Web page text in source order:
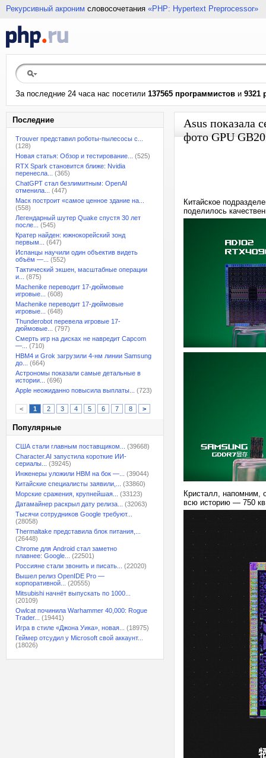
Рекурсивный акроним словосочетания «PHP: Hypertext Preprocessor»
За последние 24 часа нас посетили 137565 программистов и 9321
Последние
Trouver представил роботы-пылесосы с...
(128)
Новая статья: Обзор и тестирование...
(525)
RTX Spark становится ближе: Nvidia
перенесла...
(365)
ChatGPT стал безлимитным: OpenAI
отменила...
(447)
Маск построит «самое ценное здание на...
(558)
Легендарный шутер Quake спустя 30 лет
после...
(545)
Кратер найден: южнокорейский зонд
первым...
(647)
Испанцы научили один объектив видеть
объём —...
(552)
Тактический экшен, масштабные операции
и...
(875)
Machenike переводит 17-дюймовые
игровые...
(608)
Machenike переводит 17-дюймовые
игровые...
(648)
Thunderobot перевела игровые 17-
дюймовые...
(797)
Смерть игр на дисках не навредит Capcom
—...
(710)
HBM4 и Grok загрузили 4-нм линии Samsung
до...
(664)
Астрономы показали самые детальные в
истории...
(696)
Apple неожиданно повысила выплаты...
(723)
< 1 2 3 4 5 6 7 8 >
Популярные
США стали главным поставщиком...
(39668)
Character.AI запустила короткие ИИ-
сериалы...
(39245)
Инженеры уложили HBM на бок —...
(39044)
Китайские специалисты заявили,...
(33860)
Морские сражения, крупнейшая...
(33123)
Датамайнер раскрыл дату релиза...
(32063)
Тысячи сотрудников Google требуют...
(28058)
Thermaltake представила блок питания,...
(26448)
Chrome для Android стал заметно
плавнее: Google...
(22501)
Россияне стали звонить и писать...
(22020)
Вышел релиз OpenIDE Pro —
корпоративной...
(20555)
Mitsubishi начнёт выпускать по 1000...
(20109)
Owlcat починила Warhammer 40,000: Rogue
Trader...
(19441)
Игра в стиле «Джона Уика», новая...
(18975)
Геймер отсудил у Microsoft свой аккаунт...
(18026)
Asus показала
фото GPU
Китайское
поделилось
Кристалл, напомним,
всю историю — 750